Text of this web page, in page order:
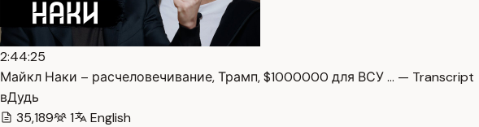
2:44:25
Майкл Наки – расчеловечивание, Трамп, $1000000 для ВСУ … — Transcript
вДудь
35,189
1 English